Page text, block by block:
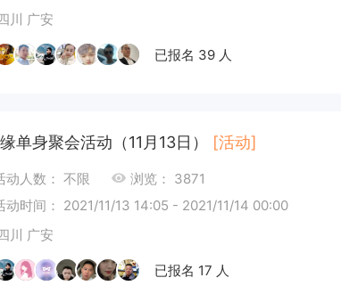
川 广安
已报名 39 人
单身聚会活动（11月13日） [活动]
动人数： 不限
浏览： 3871
动时间： 2021/11/13 14:05 - 2021/11/14 00:00
川 广安
已报名 17 人